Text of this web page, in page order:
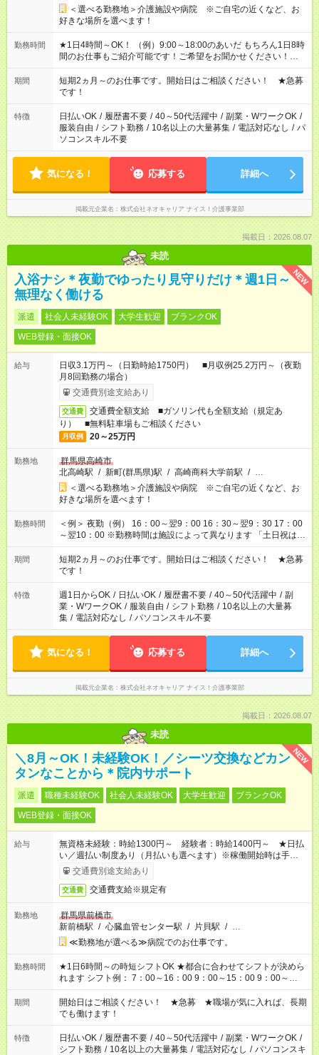
＜選べる勤務地＞介護施設や病院 ※ご自宅の近くなど、お
好きな場所を選べます！
勤務時間
★1日4時間～OK！ （例）9:00～18:00のあいだ もちろん1日8時
間のお仕事もご紹介可能です！ご希望をお聞かせください！★家
庭の都合でお休みが必要な場合も遠慮なくご相談ください。 ※
週最低15時間以上の勤務が必要です
期間
短期2ヵ月～のお仕事です。開始日はご相談ください！ ★急募
です！
特徴 日払いOK / 履歴書不要 / 40～50代活躍中 / 副業・WワークOK /
服装自由 / シフト勤務 / 10名以上の大量募集 / 電話対応なし / パ
ソコンスキル不要
気になる！ 応募する 詳細へ
掲載元企業名 株式会社ネオキャリア ナイス！介護事業部
掲載日：2026.08.07
未読
NEW
入浴ナシ＊夜勤でゆったり見守りだけ＊週1日～
無理なく働ける
派遣 社会人未経験OK 大学生歓迎
ブランクOK
WEB登録・面接OK
給与
日収3.1万円～（日勤時給1750円） ■月収例25.2万円～（夜勤
月8回勤務の場合）
交通費別途支給あり
交通費
交通費全額支給 ■ガソリン代も全額支給（規定あ
り） ■無料駐車場もご相談ください
月収例 20～25万円
勤務地
群馬県高崎市
北高崎駅 / 新町(群馬県)駅 / 高崎商科大学前駅 / …
＜選べる勤務地＞介護施設や病院 ※ご自宅の近くなど、お
好きな場所を選べます！
勤務時間
＜例＞ 夜勤（例） 16：00～翌9：00 16：30～翌9：30 17：00
～翌10：00 ※勤務時間は施設によって異なります 「土日祝は休
みたい」 「しっかり稼ぎたい」 「もう少し遅い時間から始めた
い」など ご希望にあったお仕事をご案内いたします。 ※未経験
の方の場合は1～2ヶ月間は日中での仕事を経験いただき、 お
仕事に慣れてからの夜勤になります。 ★家庭の都合でお休みが
必要な場合も遠慮なくご相談ください。
期間
短期2ヵ月～のお仕事です。開始日はご相談ください！ ★急募
です！
特徴 週1日からOK / 日払いOK / 履歴書不要 / 40～50代活躍中 / 副
業・WワークOK / 服装自由 / シフト勤務 / 10名以上の大量募
集 / 電話対応なし / パソコンスキル不要
気になる！ 応募する 詳細へ
掲載元企業名 株式会社ネオキャリア ナイス！介護事業部
掲載日：2026.08.07
未読
NEW
＼8月～OK！未経験OK！／シーツ交換などカン
タンなことから＊院内サポート
派遣 職種未経験OK 社会人未経験OK 大学生歓迎
ブランクOK
WEB登録・面接OK
給与
無資格未経験：時給1300円～ 経験者：時給1400円～ ★日払
い／週払い制度あり（月払いも選べます）※稼働開始時は手続き
完了次第のお支払いとなります。
交通費別途支給あり
交通費 交通費支給※規定有
勤務地
群馬県前橋市
新前橋駅 / 心臓血管センター駅 / 片貝駅 / …
≪勤務地が選べる≫病院でのお仕事です。
勤務時間
★1日6時間～の時短シフトOK ★都合に合わせてシフトが決めら
れます シフト例： 7：00～16：00 9：00～15：00 9：00～
18：00 11：00～20：00 など ※Wワークの場合、他のお仕事と
合わせ週40時間超の就業はご案内できません ※法令に基づき、
週20時間以上勤務は社会保険への加入対象となります ※労働者
派遣法（日雇い派遣の原則禁止）により、短時間・短期間の就
業はご案内が難しい場合があります
期間
開始日はご相談ください！ ★急募 ★職場が気に入れば、長期
でも働けます！
特徴 日払いOK / 履歴書不要 / 40～50代活躍中 / 副業・WワークOK /
シフト勤務 / 10名以上の大量募集 / 電話対応なし / パソコンスキ